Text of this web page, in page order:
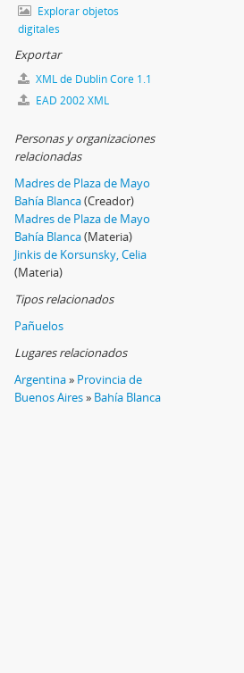
Explorar objetos
digitales
Exportar
XML de Dublin Core 1.1
EAD 2002 XML
Personas y organizaciones
relacionadas
Madres de Plaza de Mayo
Bahía Blanca(Creador)
Madres de Plaza de Mayo
Bahía Blanca(Materia)
Jinkis de Korsunsky, Celia
(Materia)
Tipos relacionados
Pañuelos
Lugares relacionados
Argentina» Provincia de
Buenos Aires» Bahía Blanca